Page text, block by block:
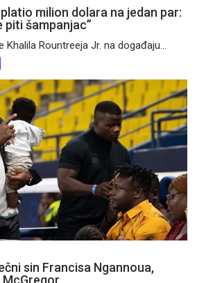
milion dolara na jedan par:
piti šampanjac”
Khalila Rountreeja Jr. na događaju...
sin Francisa Ngannoua,